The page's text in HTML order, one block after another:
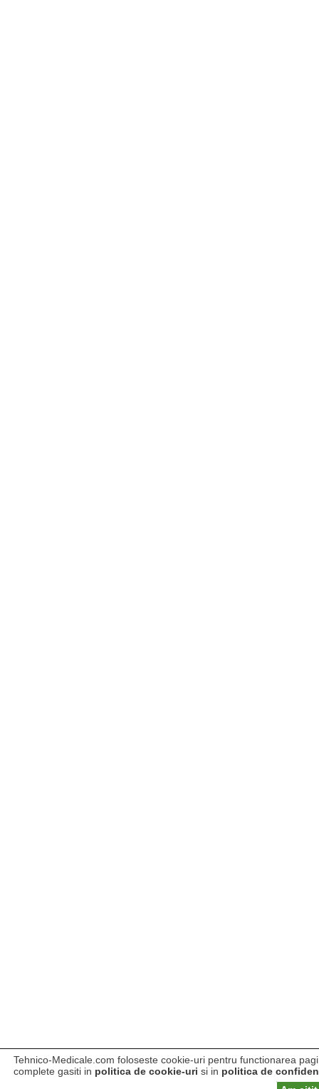
Tehnico-Medicale.com foloseste cookie-uri pentru functionarea
complete gasiti in politica de cookie-uri si in politica de